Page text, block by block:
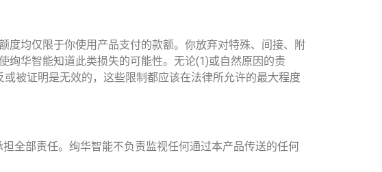
度均仅限于你使用产品支付的款额。你放弃对特殊、间接、附
绚华智能知道此类损失的可能性。无论(1)或自然原因的责
被证明是无效的，这些限制都应该在法律所允许的最大程度
全部责任。绚华智能不负责监视任何通过本产品传送的任何